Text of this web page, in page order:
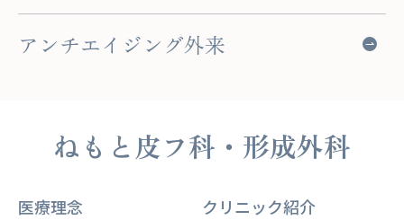
アンチエイジング外来
ねもと皮フ科・形成外科
医療理念 クリニック紹介